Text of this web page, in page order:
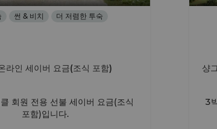
썬 & 비치 더 저렴한 투숙
라인 세이버 요금(조식 포함)
회원 전용 선불 세이버 요금(조식
포함)입니다.
샹
3